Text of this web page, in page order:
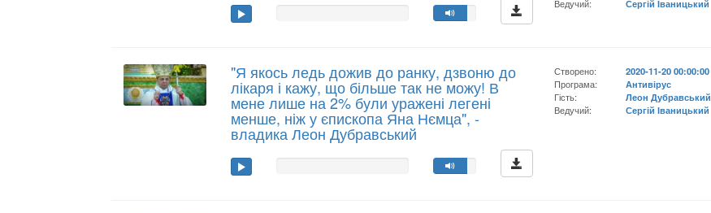
Ведучий:
Сергій Іваницький
"Я якось ледь дожив до ранку, дзвоню до
лікаря і кажу, що більше так не можу! В
мене лише на 2% були уражені легені
менше, ніж у єпископа Яна Нємца", -
владика Леон Дубравський
Створено:
2020-11-20 00:00:00
Програма:
Антивірус
Гість:
Леон Дубравський
Ведучий:
Сергій Іваницький